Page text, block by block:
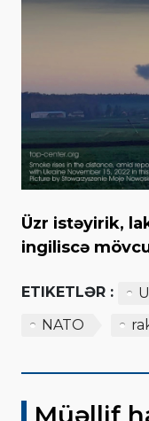
Üzr istəyirik,
ingiliscə
ETIKETLƏR :
NATO
Müəllif